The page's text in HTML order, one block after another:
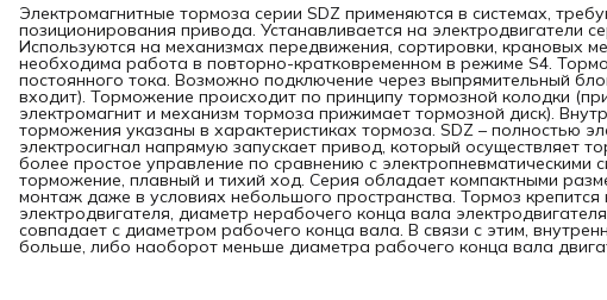
Электромагнитные тормоза серии SDZ применяются в системах,
позиционирования привода. Устанавливается на электродвигатели
Используются на механизмах передвижения, сортировки, крановых
необходима работа в повторно-кратковременном в режиме S4.
постоянного тока. Возможно подключение через выпрямительный
входит). Торможение происходит по принципу тормозной колодки
электромагнит и механизм тормоза прижимает тормозной диск).
торможения указаны в характеристиках тормоза. SDZ – полностью
электросигнал напрямую запускает привод, который осуществляет
более простое управление по сравнению с электропневматическими
торможение, плавный и тихий ход. Серия обладает компактными
монтаж даже в условиях небольшого пространства. Тормоз
электродвигателя, диаметр нерабочего конца вала
совпадает с диаметром рабочего конца вала. В связи с этим,
больше, либо наоборот меньше диаметра рабочего конца вала